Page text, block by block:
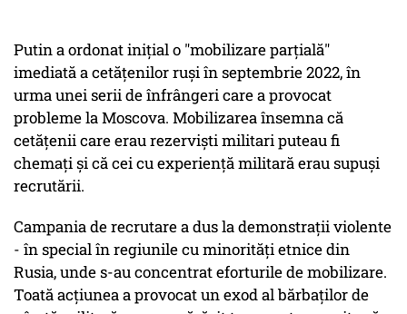
Putin a ordonat inițial o "mobilizare parțială"
imediată a cetățenilor ruși în septembrie 2022, în
urma unei serii de înfrângeri care a provocat
probleme la Moscova. Mobilizarea însemna că
cetățenii care erau rezerviști militari puteau fi
chemați și că cei cu experiență militară erau supuși
recrutării.
Campania de recrutare a dus la demonstrații violente
- în special în regiunile cu minorități etnice din
Rusia, unde s-au concentrat eforturile de mobilizare.
Toată acțiunea a provocat un exod al bărbaților de